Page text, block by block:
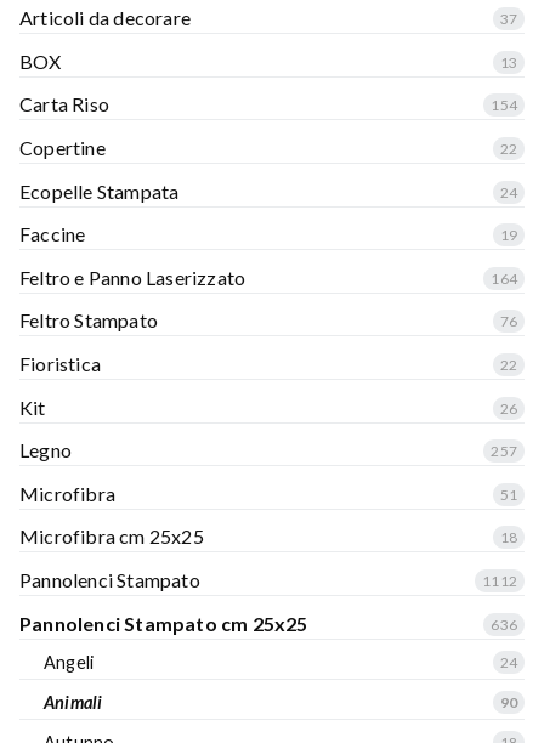
Articoli da decorare 37
BOX 13
Carta Riso 154
Copertine 22
Ecopelle Stampata 24
Faccine 19
Feltro e Panno Laserizzato 164
Feltro Stampato 76
Fioristica 22
Kit 26
Legno 257
Microfibra 51
Microfibra cm 25x25 18
Pannolenci Stampato 1112
Pannolenci Stampato cm 25x25 636
Angeli 24
Animali 90